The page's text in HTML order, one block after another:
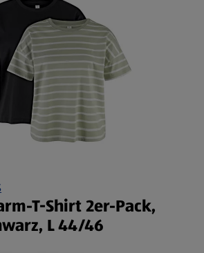
T-Shirt 2er-Pack,
L 44/46